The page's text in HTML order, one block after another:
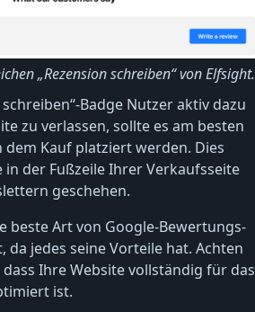
„Rezension schreiben“ von Elfsight.
Badge Nutzer aktiv dazu
zu verlassen, sollte es am besten
dem Kauf platziert werden. Dies
in der Fußzeile Ihrer Verkaufsseite
geschehen.
beste Art von Google-Bewertungs-
da jedes seine Vorteile hat. Achten
Ihre Website vollständig für das
ist.